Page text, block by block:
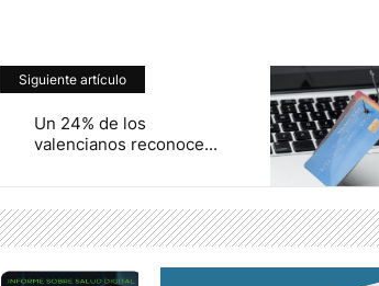
Siguiente artículo
Un 24% de los
valencianos reconoce...